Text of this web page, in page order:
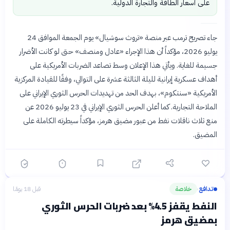
على أسعار الطاقة والتجارة الدولية.
جاء تصريح ترمب عبر منصة «تروث سوشيال» يوم الجمعة الموافق 24
يوليو 2026، مؤكداً أن هذا الإجراء «عادل ومنصف» حتى لو كانت الأضرار
جسيمة للغاية. ويأتي هذا الإعلان وسط تصاعد الضربات الأمريكية على
أهداف عسكرية إيرانية لليلة الثالثة عشرة على التوالي، وفقًا للقيادة المركزية
الأمريكية «سنتكوم»، بهدف الحد من تهديدات الحرس الثوري الإيراني على
الملاحة التجارية. كما أعلن الحرس الثوري الإيراني في 23 يوليو 2026 عن
منع ثلاث ناقلات نفط من عبور مضيق هرمز، مؤكداً سيطرته الكاملة على
المضيق.
تدافع› خلاصة قبل 18 يومًا
النفط يقفز 4.5% بعد ضربات الحرس الثوري
بمضيق هرمز